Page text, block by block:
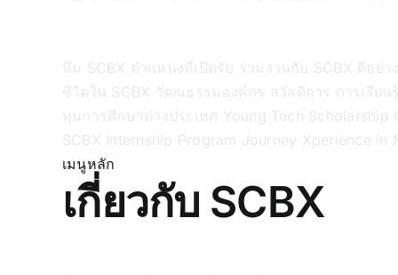
ทีม SCBX ตำแหน่งที่เปิดรับ ร่วมงานกับ SCBX ดีอย่า
ชีวิตใน SCBX วัฒนธรรมองค์กร สวัสดิการ การเรีย
ทุนการศึกษาต่างประเทศ Young Tech Scholarship
SCBX Internship Program Journey Xperience in
เมนูหลัก
เกี่ยวกับ SCBX